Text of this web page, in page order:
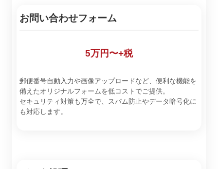
お問い合わせフォーム
5万円〜+税
郵便番号自動入力や画像アップロードなど、便利な機能を
備えたオリジナルフォームを低コストでご提供。
セキュリティ対策も万全で、スパム防止やデータ暗号化に
も対応します。